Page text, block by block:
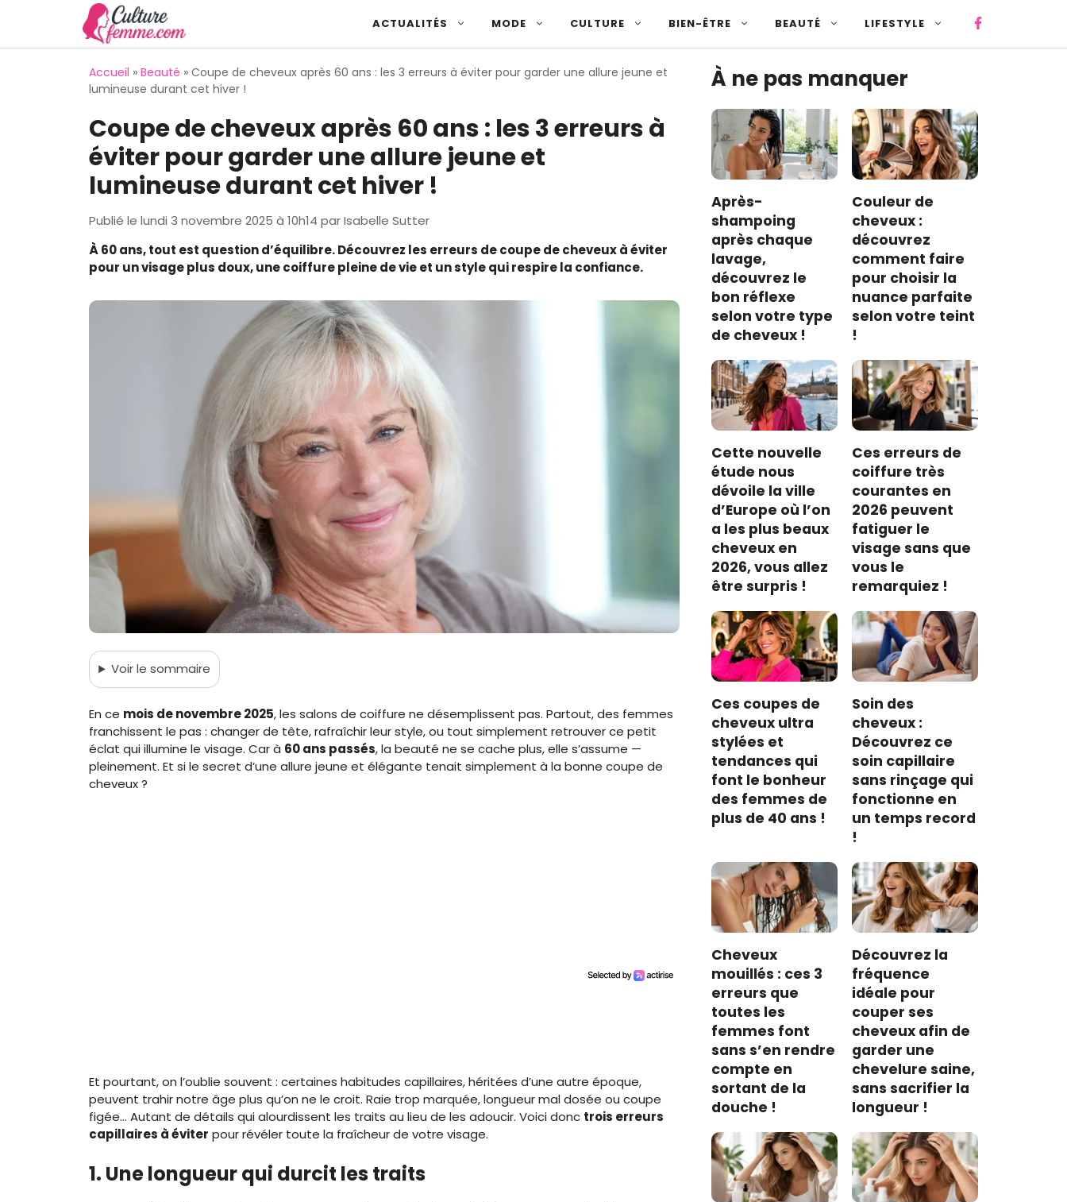
ACTUALITÉS MODE CULTURE BIEN-ÊTRE BEAUTÉ LIFESTYLE
Accueil » Beauté » Coupe de cheveux après 60 ans : les 3 erreurs à éviter pour garder une allure jeune et
lumineuse durant cet hiver !
Coupe de cheveux après 60 ans : les 3 erreurs à
éviter pour garder une allure jeune et
lumineuse durant cet hiver !
Publié le lundi 3 novembre 2025 à 10h14 parIsabelle Sutter
À 60 ans, tout est question d’équilibre. Découvrez les erreurs de coupe de cheveux à éviter
pour un visage plus doux, une coiffure pleine de vie et un style qui respire la confiance.
Voirle sommaire
En ce mois de novembre 2025, les salons de coiffure ne désemplissent pas. Partout, des femmes
franchissent le pas : changer de tête, rafraîchir leur style, ou tout simplement retrouver ce petit
éclat qui illumine le visage. Car à 60 ans passés, la beauté ne se cache plus, elle s’assume —
pleinement. Et si le secret d’une allure jeune et élégante tenait simplement à la bonne coupe de
cheveux ?
Et pourtant, on l’oublie souvent : certaines habitudes capillaires, héritées d’une autre époque,
peuvent trahir notre âge plus qu’on ne le croit. Raie trop marquée, longueur mal dosée ou coupe
figée… Autant de détails qui alourdissent les traits au lieu de les adoucir. Voici donc trois erreurs
capillaires à éviter pour révéler toute la fraîcheur de votre visage.
1. Une longueur qui durcit les traits
À ne pas manquer
Après-
shampoing
après chaque
lavage,
découvrez le
bon réflexe
selon votre type
de cheveux !
Couleur de
cheveux :
découvrez
comment faire
pour choisir la
nuance parfaite
selon votre teint
!
Cette nouvelle
étude nous
dévoile la ville
d’Europe où l’on
a les plus beaux
cheveux en
2026, vous allez
être surpris !
Ces erreurs de
coiffure très
courantes en
2026 peuvent
fatiguer le
visage sans que
vous le
remarquiez !
Ces coupes de
cheveux ultra
stylées et
tendances qui
font le bonheur
des femmes de
plus de 40 ans !
Soin des
cheveux :
Découvrez ce
soin capillaire
sans rinçage qui
fonctionne en
un temps record
!
Cheveux
mouillés : ces 3
erreurs que
toutes les
femmes font
sans s’en rendre
compte en
sortant de la
douche !
Découvrez la
fréquence
idéale pour
couper ses
cheveux afin de
garder une
chevelure saine,
sans sacrifier la
longueur !